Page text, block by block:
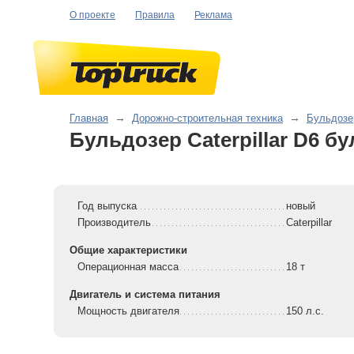
О проекте Правила Реклама
Главная → Дорожно-строительная техника →
Бульдозер Caterpillar D6
Год выпуска
новый
Производитель
Caterpillar
Общие характеристики
Операционная масса
18 т
Двигатель и система питания
Мощность двигателя
150 л.с.